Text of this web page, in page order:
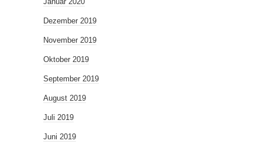
Dezember 2019
November 2019
Oktober 2019
September 2019
August 2019
Juli 2019
Juni 2019